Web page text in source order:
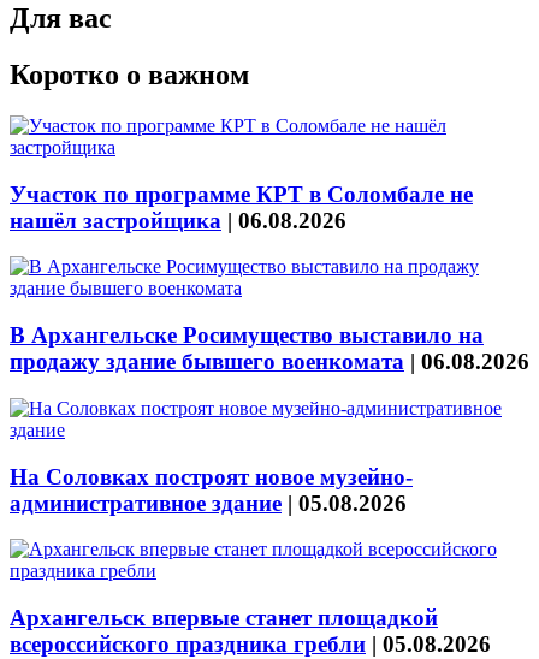
Для вас
Коротко о важном
Участок по программе КРТ в Соломбале не
нашёл застройщика | 06.08.2026
В Архангельске Росимущество выставило на
продажу здание бывшего военкомата | 06.08.2026
На Соловках построят новое музейно-
административное здание | 05.08.2026
Архангельск впервые станет площадкой
всероссийского праздника гребли | 05.08.2026